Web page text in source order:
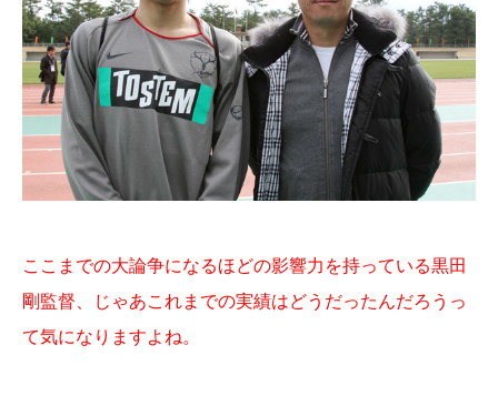
ここまでの大論争になるほどの影響力を持っている黒田
剛監督、じゃあこれまでの実績はどうだったんだろうっ
て気になりますよね。